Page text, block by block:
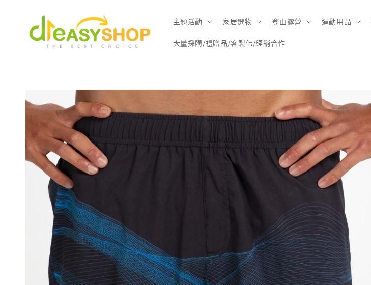
主題活動 家居選物 登山露營 運動用品
大量採購/禮贈品/客製化/經銷合作